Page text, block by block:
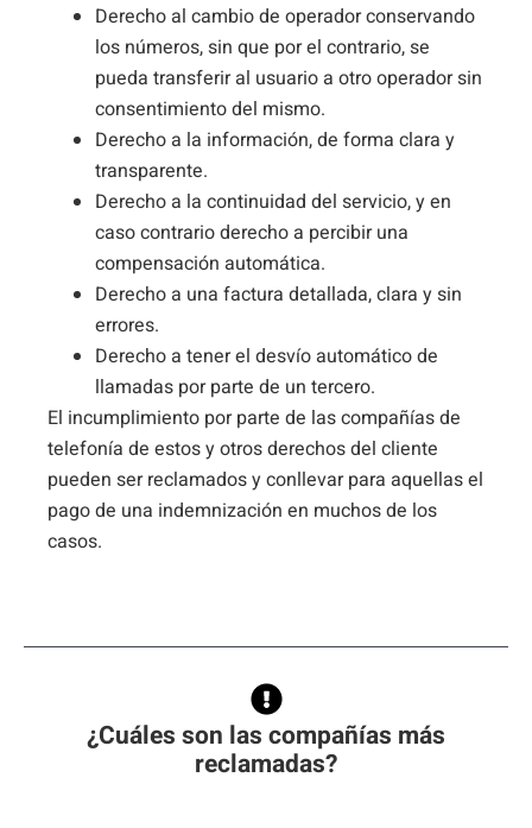
Derecho al cambio de operador conservando
los números, sin que por el contrario, se
pueda transferir al usuario a otro operador sin
consentimiento del mismo.
Derecho a la información, de forma clara y
transparente.
Derecho a la continuidad del servicio, y en
caso contrario derecho a percibir una
compensación automática.
Derecho a una factura detallada, clara y sin
errores.
Derecho a tener el desvío automático de
llamadas por parte de un tercero.
El incumplimiento por parte de las compañías de
telefonía de estos y otros derechos del cliente
pueden ser reclamados y conllevar para aquellas el
pago de una indemnización en muchos de los
casos.
¿Cuáles son las compañías más
reclamadas?